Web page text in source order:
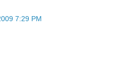
7:29 PM